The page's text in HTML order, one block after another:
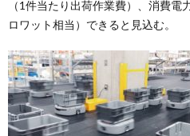
（1件当たり出荷作業費）、消費
ロワット相当）できると見込む。